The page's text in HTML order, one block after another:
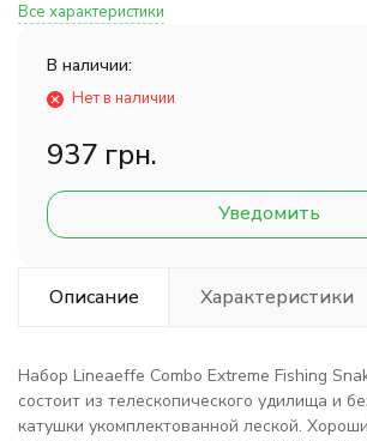
Все характеристики
В наличии:
Нет в наличии
937 грн.
Уведомить
Описание Характеристики
Набор Lineaeffe Combo Extreme Fishing
состоит из телескопического удилища и
катушки укомплектованной леской.